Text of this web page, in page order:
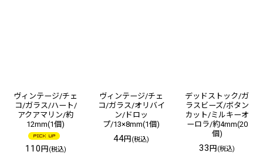
ヴィンテージ/チェ
コ/ガラス/ハート/
アクアマリン/約
12mm(1個)
110 円 (税込)
ヴィンテージ/チェ
コ/ガラス/オリバイ
ン/ドロッ
プ/13×8mm(1個)
44円 (税込)
デッドストック/ガ
ラスビーズ/ボタン
カット/ミルキーオ
ーロラ/約4mm(20
個)
33円 (税込)